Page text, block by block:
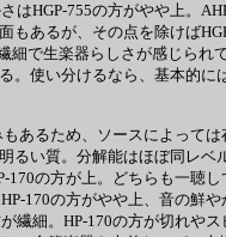
HGP-755の方がやや上。
あるが、その点を除けば
で生楽器らしさが感じら
使い分けるなら、基本的に
あるため、ソースによっ
い質。分解能はほぼ同レ
の方が上。どちらも一聴
170の方がやや上、音の鮮
繊細。HP-170の方が切れ